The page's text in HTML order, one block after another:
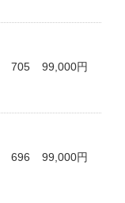
705 99,000円
696 99,000円